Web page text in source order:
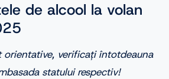
de alcool la volan
orientative, verificați întotdeauna
statului respectiv!